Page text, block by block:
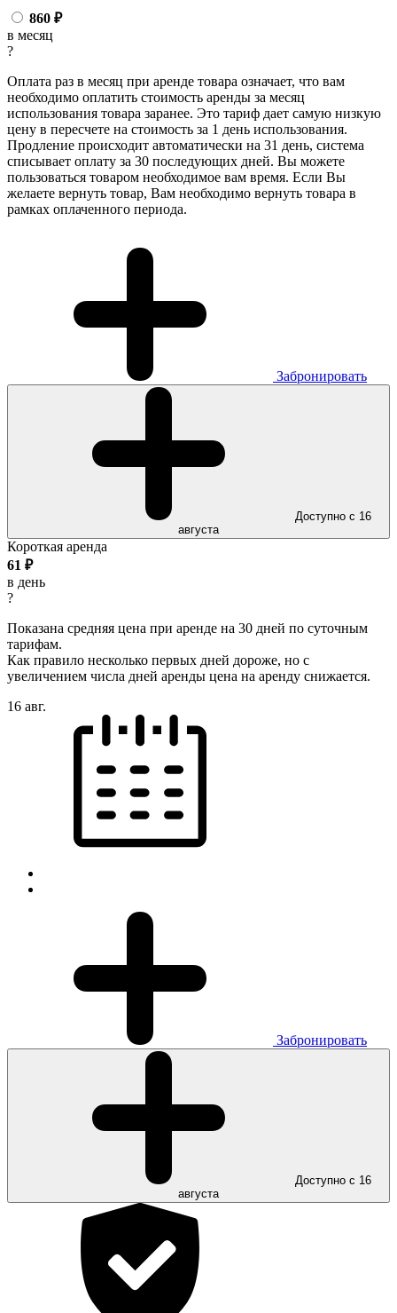
860 ₽
в месяц
?
Оплата раз в месяц при аренде товара означает, что вам
необходимо оплатить стоимость аренды за месяц
использования товара заранее. Это тариф дает самую низкую
цену в пересчете на стоимость за 1 день использования.
Продление происходит автоматически на 31 день, система
списывает оплату за 30 последующих дней. Вы можете
пользоваться товаром необходимое вам время. Если Вы
желаете вернуть товар, Вам необходимо вернуть товара в
рамках оплаченного периода.
Забронировать
Доступно с 16
августа
Короткая аренда
61 ₽
в день
?
Показана средняя цена при аренде на 30 дней по суточным
тарифам.
Как правило несколько первых дней дороже, но с
увеличением числа дней аренды цена на аренду снижается.
16 авг.
Забронировать
Доступно с 16
августа